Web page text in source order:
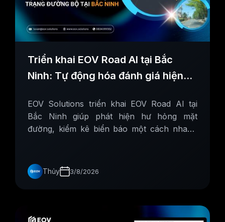
Triển khai EOV Road AI tại Bắc
Ninh: Tự động hóa đánh giá hiện
EOV Solutions triển khai EOV Road AI tại
Bắc Ninh giúp phát hiện hư hỏng mặt
đường, kiểm kê biển báo một cách nhanh
Thủy 3/8/2026